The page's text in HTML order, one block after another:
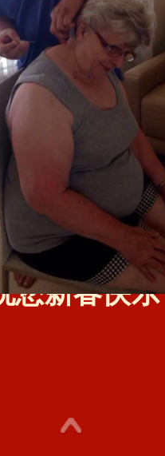
2016年
指南针·阿德莱德
您新春快乐